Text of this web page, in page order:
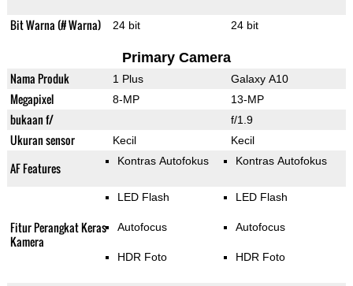
Bit Warna (# Warna) 24 bit 24 bit
Primary Camera
Nama Produk 1 Plus Galaxy A10
Megapixel 8-MP 13-MP
bukaan f/ f/1.9
Ukuran sensor Kecil Kecil
AF Features Kontras Autofokus Kontras Autofokus
Fitur Perangkat Keras
Kamera
LED Flash
Autofocus
HDR Foto
LED Flash
Autofocus
HDR Foto